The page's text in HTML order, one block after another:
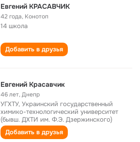
Евгений КРАСАВЧИК
42 года, Конотоп
14 школа
Добавить в друзья
Евгений Красавчик
46 лет,Днепр
УГХТУ, Украинский государственный
химико-технологический университет
(бывш. ДХТИ им. Ф.Э. Дзержинского)
Добавить в друзья